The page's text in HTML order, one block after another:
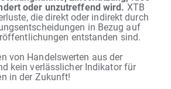
oder unzutreffend wird.XTB
die direkt oder indirekt durch
in Bezug auf
entstanden sind.
von Handelswerten aus der
kein verlässlicher Indikator für
in der Zukunft!